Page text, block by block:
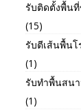
รับติดตั้งพื้น
(15)
รับตีเส้นพื้นโ
(1)
รับทำพื้นสน
(1)